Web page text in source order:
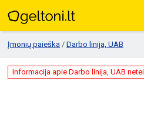
Įmonių paieška / Darbo linija, UAB
Informacija apie Darbo linija, UAB